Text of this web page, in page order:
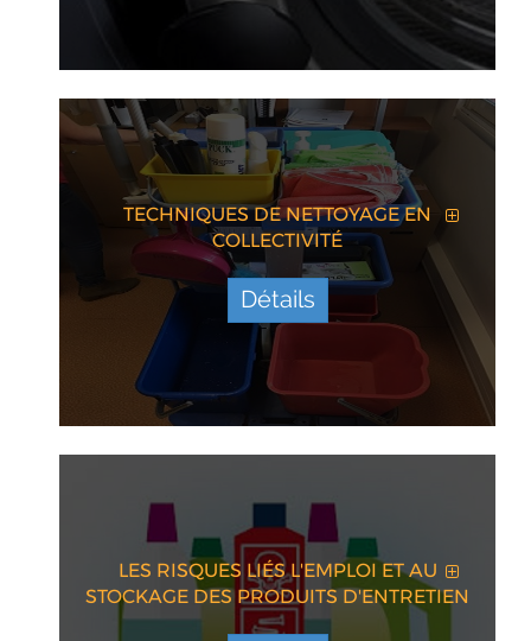
TECHNIQUES DE NETTOYAGE EN
COLLECTIVITÉ
Détails
LES RISQUES LIÉS L'EMPLOI ET AU
STOCKAGE DES PRODUITS D'ENTRETIEN